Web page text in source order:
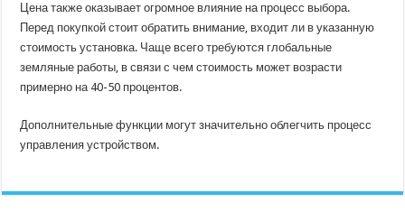
Цена также оказывает огромное влияние на процесс выбора.
Перед покупкой стоит обратить внимание, входит ли в указанную
стоимость установка. Чаще всего требуются глобальные
земляные работы, в связи с чем стоимость может возрасти
примерно на 40-50 процентов.
Дополнительные функции могут значительно облегчить процесс
управления устройством.